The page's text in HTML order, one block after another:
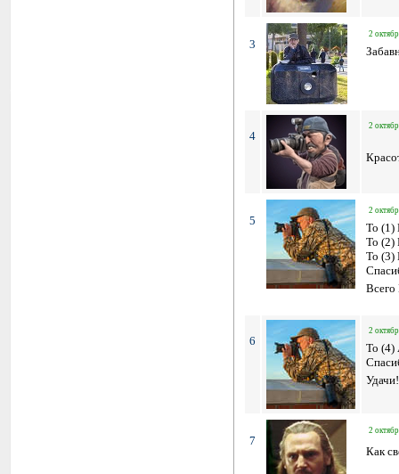
3
2
4
2
5
2
To
To (2)
To (3)
6
2
To
7
2
Как